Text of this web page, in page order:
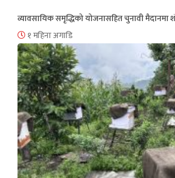
व्यावसायिक समृद्धिको योजनासहित चुनावी मैदानमा
१ महिना अगाडि